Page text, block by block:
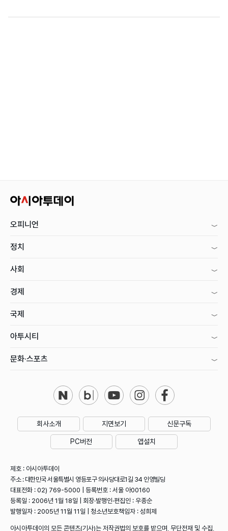
오피니언
정치
사회
경제
국제
아투시티
문화·스포츠
회사소개 지면보기 신문구독
PC버전 앱설치
제호 : 아시아투데이
주소 : 대한민국 서울특별시 영등포구 의사당대로1길 34 인영빌딩
대표전화 : 02) 769-5000 | 등록번호 : 서울 아00160
등록일 : 2006년 1월 18일 | 회장·발행인·편집인 : 우종순
발행일자 : 2005년 11월 11일 | 청소년보호책임자 : 성희제
아시아투데이의 모든 콘텐츠(기사)는 저작권법의 보호를 받으며, 무단전재 및 수집,